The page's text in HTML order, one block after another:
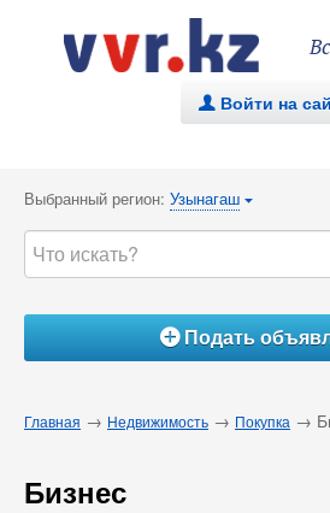
. Войти на
Выбранный регион: Узынагаш {
ÁПодать
Главная → Недвижимость → Покупка →
Бизнес